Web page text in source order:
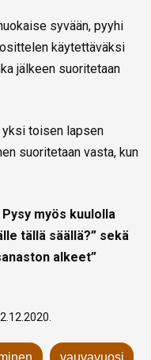
syvään, pyyhi
käytettäväksi
jälkeen suoritetaan
toisen lapsen
suoritetaan vasta, kun
myös kuulolla
tällä säällä?” sekä
alkeet”
vauvavuosi